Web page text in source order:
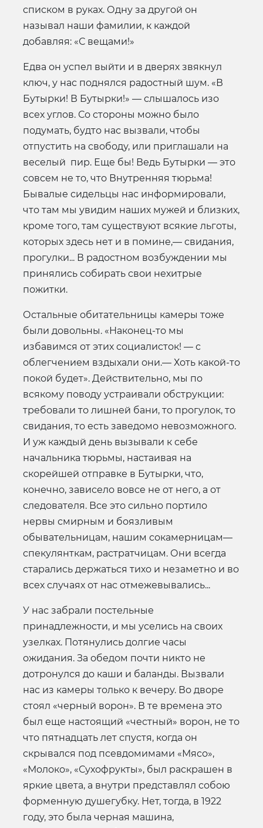
списком в руках. Одну за другой он
называл наши фамилии, к каждой
добавляя: «С вещами!»
Едва он успел выйти и в дверях звякнул
ключ, у нас поднялся радостный шум. «В
Бутырки! В Бутырки!» — слышалось изо
всех углов. Со стороны можно было
подумать, будто нас вызвали, чтобы
отпустить на свободу, или приглашали на
веселый пир. Еще бы! Ведь Бутырки — это
совсем не то, что Внутренняя тюрьма!
Бывалые сидельцы нас информировали,
что там мы увидим наших мужей и близких,
кроме того, там существуют всякие льготы,
которых здесь нет и в помине,— свидания,
прогулки... В радостном возбуждении мы
принялись собирать свои нехитрые
пожитки.
Остальные обитательницы камеры тоже
были довольны. «Наконец-то мы
избавимся от этих социалисток! — с
облегчением вздыхали они.— Хоть какой-то
покой будет». Действительно, мы по
всякому поводу устраивали обструкции:
требовали то лишней бани, то прогулок, то
свидания, то есть заведомо невозможного.
И уж каждый день вызывали к себе
начальника тюрьмы, настаивая на
скорейшей отправке в Бутырки, что,
конечно, зависело вовсе не от него, а от
следователя. Все это сильно портило
нервы смирным и боязливым
обывательницам, нашим сокамерницам—
спекулянткам, растратчицам. Они всегда
старались держаться тихо и незаметно и во
всех случаях от нас отмежевывались...
У нас забрали постельные
принадлежности, и мы уселись на своих
узелках. Потянулись долгие часы
ожидания. За обедом почти никто не
дотронулся до каши и баланды. Вызвали
нас из камеры только к вечеру. Во дворе
стоял «черный ворон». В те времена это
был еще настоящий «честный» ворон, не то
что пятнадцать лет спустя, когда он
скрывался под псевдомимами «Мясо»,
«Молоко», «Сухофрукты», был раскрашен в
яркие цвета, а внутри представлял собою
форменную душегубку. Нет, тогда, в 1922
году, это была черная машина,